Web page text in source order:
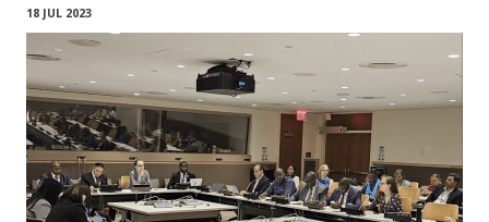
18 JUL 2023